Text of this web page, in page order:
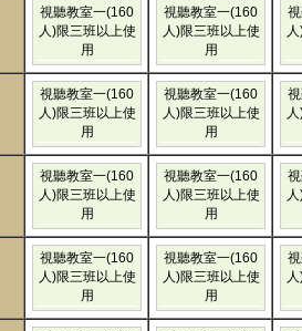
視聽教室一(160
人)限三班以上使
用
視聽教室一(160
人)限三班以上使
用
視聽教室一(160
人)限三班以上使
用
視聽教室一(160
人)限三班以上使
用
視聽教室一(160
人)限三班以上使
用
視聽教室一(160
人)限三班以上使
用
視聽教室一(160
人)限三班以上使
用
視聽教室一(160
人)限三班以上使
用